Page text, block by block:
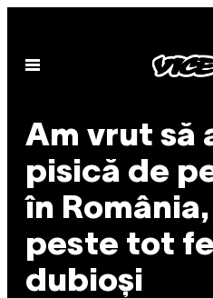
content
Open
Am vrut să
pisică de
în
peste tot
dubioși